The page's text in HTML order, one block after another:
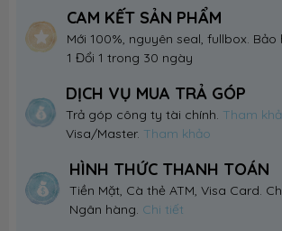
CAM KẾT SẢN PHẨM
Mới 100%, nguyên seal, fullbox. Bảo
1 Đổi 1 trong 30 ngày
DỊCH VỤ MUA TRẢ GÓP
Trả góp công ty tài chính. Tham
Visa/Master. Tham khảo
HÌNH THỨC THANH TOÁN
Tiền Mặt, Cà thẻ ATM, Visa Card.
Ngân hàng. Chi tiết